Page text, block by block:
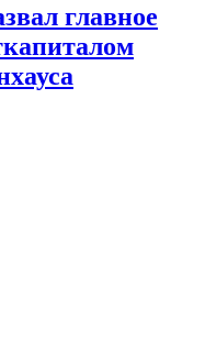
главное